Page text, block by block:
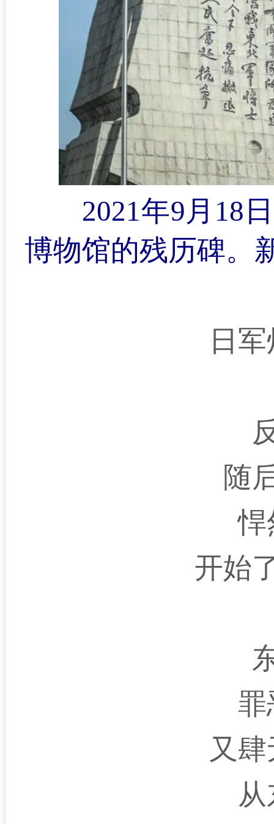
2021年9月18
博物馆的残历碑。
日
随
悍
开始
罪
又